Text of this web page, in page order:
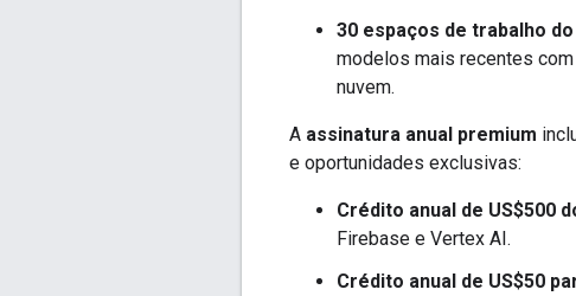
30 espaços de trabalho
modelos mais recentes
nuvem.
A assinatura anual premium
e oportunidades exclusivas:
Crédito anual de US$500
Firebase e Vertex AI.
Crédito anual de US$50